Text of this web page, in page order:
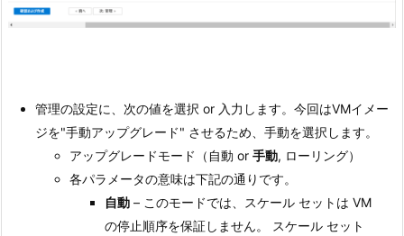
管理の設定に、次の値を選択 or 入力します。今回はVMイメー
ジを"手動アップグレード" させるため、手動を選択します。
アップグレードモード（自動 or手動, ローリング）
各パラメータの意味は下記の通りです。
自動– このモードでは、スケール セットは VM
の停止順序を保証しません。
スケール セット